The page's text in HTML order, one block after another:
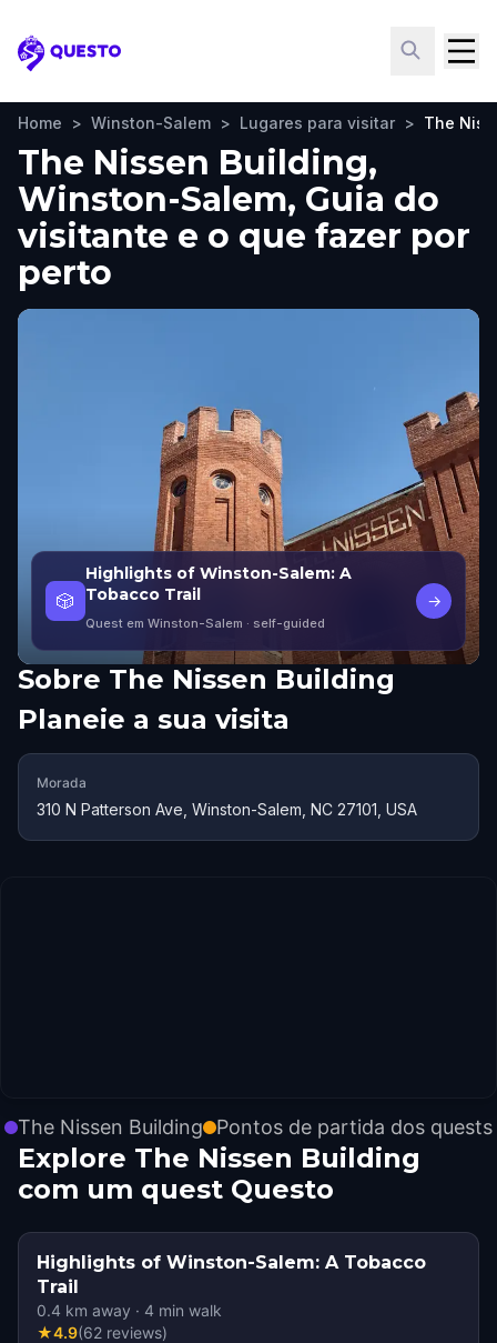
Questo
Home > Winston-Salem > Lugares para visitar > The
The Nissen Building,
Winston-Salem, Guia do
visitante e o que fazer por
perto
🎲
Highlights of Winston-Salem: A
Tobacco Trail
Quest em Winston-Salem · self-guided
→
Sobre The Nissen Building
Planeie a sua visita
Morada
310 N Patterson Ave, Winston-Salem, NC 27101, USA
The Nissen Building Pontos de partida dos quests
Explore The Nissen Building
com um quest Questo
Highlights of Winston-Salem: A Tobacco
Trail
0.4 km away · 4 min walk
★4.9(62 reviews)